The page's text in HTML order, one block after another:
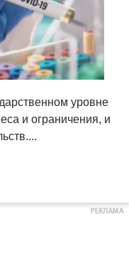
уровне
и ограничения, и